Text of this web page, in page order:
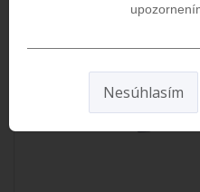
Nesúhlasím